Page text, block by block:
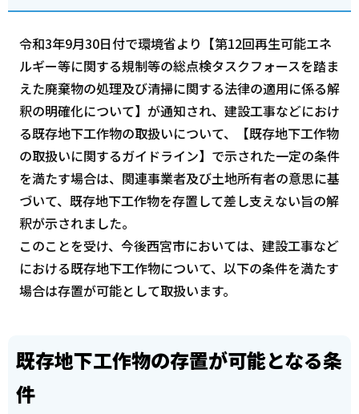
令和3年9月30日付で環境省より【第12回再生可能エネ
ルギー等に関する規制等の総点検タスクフォースを踏ま
えた廃棄物の処理及び清掃に関する法律の適用に係る解
釈の明確化について】が通知され、建設工事などにおけ
る既存地下工作物の取扱いについて、【既存地下工作物
の取扱いに関するガイドライン】で示された一定の条件
を満たす場合は、関連事業者及び土地所有者の意思に基
づいて、既存地下工作物を存置して差し支えない旨の解
釈が示されました。
このことを受け、今後西宮市においては、建設工事など
における既存地下工作物について、以下の条件を満たす
場合は存置が可能として取扱います。
既存地下工作物の存置が可能となる条
件